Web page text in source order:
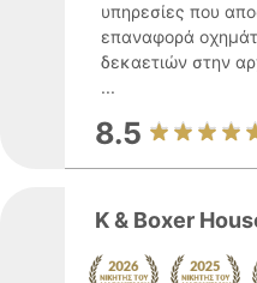
υπηρεσίες που
επαναφορά
δεκαετιών στην
...
8.5
K & Boxer